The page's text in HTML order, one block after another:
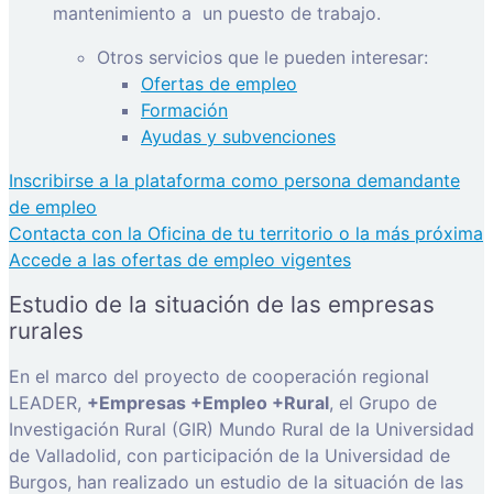
mantenimiento a un puesto de trabajo.
Otros servicios que le pueden interesar:
Ofertas de empleo
Formación
Ayudas y subvenciones
Inscribirse a la plataforma como persona demandante
de empleo
Contacta con la Oficina de tu territorio o la más próxima
Accede a las ofertas de empleo vigentes
Estudio de la situación de las empresas
rurales
En el marco del proyecto de cooperación regional
LEADER, +Empresas +Empleo +Rural, el Grupo de
Investigación Rural (GIR) Mundo Rural de la Universidad
de Valladolid, con participación de la Universidad de
Burgos, han realizado un estudio de la situación de las